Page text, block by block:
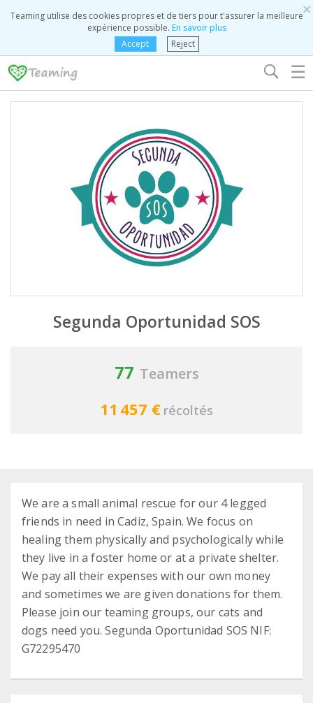
×
Teaming utilise des cookies propres et de tiers pour t'assurer la meilleure
expérience possible. En savoir plus
Accept
Reject
☰
Segunda Oportunidad SOS
77 Teamers
11 457 € récoltés
We are a small animal rescue for our 4 legged
friends in need in Cadiz, Spain. We focus on
healing them physically and psychologically while
they live in a foster home or at a private shelter.
We pay all their expenses with our own money
and sometimes we are given donations for them.
Please join our teaming groups, our cats and
dogs need you. Segunda Oportunidad SOS NIF:
G72295470